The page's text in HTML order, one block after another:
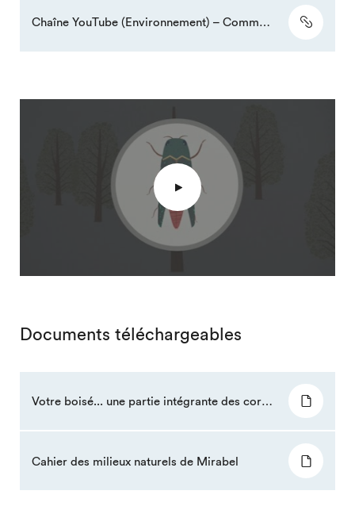
Chaîne YouTube (Environnement) – Communauté métropolitaine de Montréal (CMM)
Documents téléchargeables
Votre boisé... une partie intégrante des corridors forestiers !
Cahier des milieux naturels de Mirabel